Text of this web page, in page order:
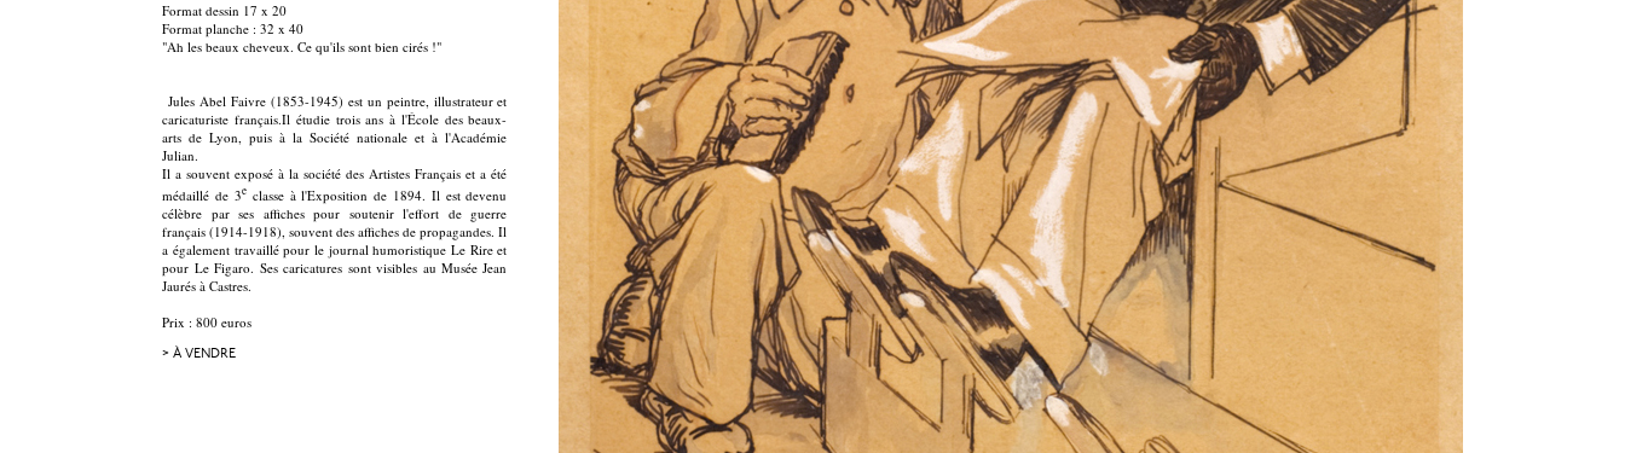
Format dessin 17 x 20
Format planche : 32 x 40
"Ah les beaux cheveux. Ce qu'ils sont bien cirés !"
Jules Abel Faivre (1853-1945) est un peintre, illustrateur et
caricaturiste français.Il étudie trois ans à l'École des beaux-
arts de Lyon, puis à la Société nationale et à l'Académie
Julian.
Il a souvent exposé à la société des Artistes Français et a été
médaillé de 3e classe à l'Exposition de 1894. Il est devenu
célèbre par ses affiches pour soutenir l'effort de guerre
français (1914-1918), souvent des affiches de propagandes. Il
a également travaillé pour le journal humoristique Le Rire et
pour Le Figaro. Ses caricatures sont visibles au Musée Jean
Jaurés à Castres.
Prix : 800 euros
> À VENDRE